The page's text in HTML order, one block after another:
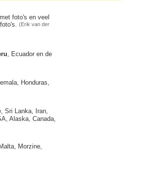
foto's en veel
(Erik van der
, Ecuador en de
Honduras,
Sri Lanka, Iran,
Alaska, Canada,
Morzine,